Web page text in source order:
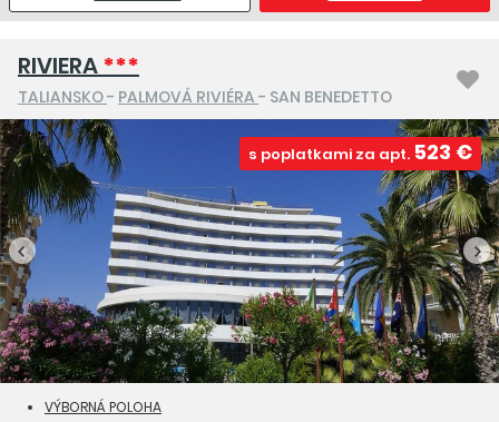
RIVIERA***
TALIANSKO- PALMOVÁ RIVIÉRA - SAN BENEDETTO
s poplatkami za apt. 523 €
VÝBORNÁ POLOHA